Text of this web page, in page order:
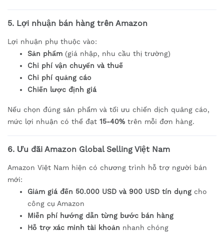
5. Lợi nhuận bán hàng trên Amazon
Lợi nhuận phụ thuộc vào:
Sản phẩm (giá nhập, nhu cầu thị trường)
Chi phí vận chuyển và thuế
Chi phí quảng cáo
Chiến lược định giá
Nếu chọn đúng sản phẩm và tối ưu chiến dịch quảng cáo,
mức lợi nhuận có thể đạt 15-40% trên mỗi đơn hàng.
6. Ưu đãi Amazon Global Selling Việt Nam
Amazon Việt Nam hiện có chương trình hỗ trợ người bán
mới:
Giảm giá đến 50.000 USD và 900 USD tín dụng cho
công cụ Amazon
Miễn phí hướng dẫn từng bước bán hàng
Hỗ trợ xác minh tài khoản nhanh chóng